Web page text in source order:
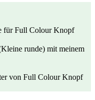
für Full Colour Knopf
runde) mit meinem
von Full Colour Knopf